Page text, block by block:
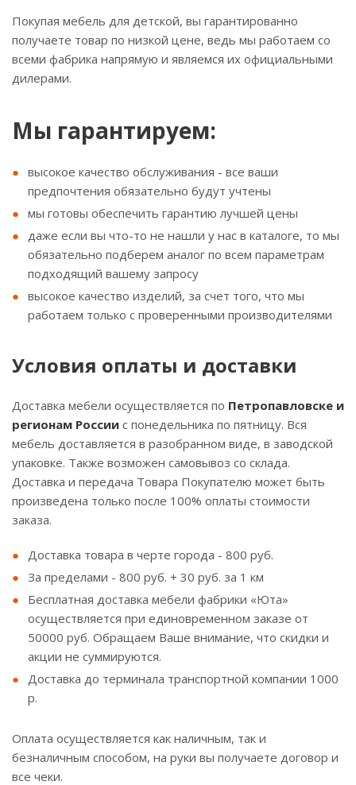
Покупая мебель для детской, вы гарантированно
получаете товар по низкой цене, ведь мы работаем со
всеми фабрика напрямую и являемся их официальными
дилерами.
Мы гарантируем:
высокое качество обслуживания - все ваши
предпочтения обязательно будут учтены
мы готовы обеспечить гарантию лучшей цены
даже если вы что-то не нашли у нас в каталоге, то мы
обязательно подберем аналог по всем параметрам
подходящий вашему запросу
высокое качество изделий, за счет того, что мы
работаем только с проверенными производителями
Условия оплаты и доставки
Доставка мебели осуществляется по Петропавловске и
регионам России с понедельника по пятницу. Вся
мебель доставляется в разобранном виде, в заводской
упаковке. Также возможен самовывоз со склада.
Доставка и передача Товара Покупателю может быть
произведена только после 100% оплаты стоимости
заказа.
Доставка товара в черте города - 800 руб.
За пределами - 800 руб. + 30 руб. за 1 км
Бесплатная доставка мебели фабрики «Юта»
осуществляется при единовременном заказе от
50000 руб. Обращаем Ваше внимание, что скидки и
акции не суммируются.
Доставка до терминала транспортной компании 1000
р.
Оплата осуществляется как наличным, так и
безналичным способом, на руки вы получаете договор и
все чеки.